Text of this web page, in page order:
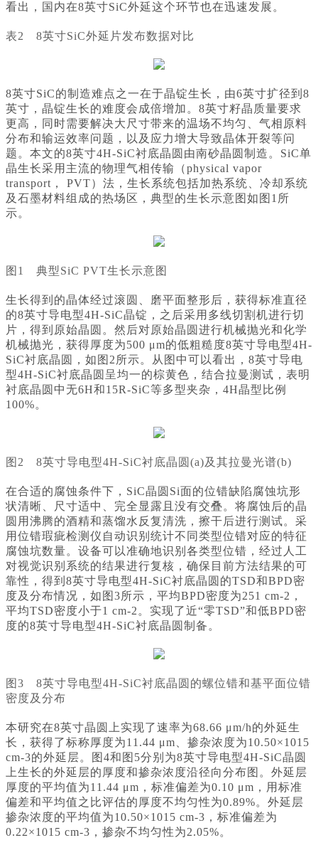
看出，国内在8英寸SiC外延这个环节也在迅速发展。
表2 8英寸SiC外延片发布数据对比
8英寸SiC的制造难点之一在于晶锭生长，由6英寸扩径到8
英寸，晶锭生长的难度会成倍增加。8英寸籽晶质量要求
更高，同时需要解决大尺寸带来的温场不均匀、气相原料
分布和输运效率问题，以及应力增大导致晶体开裂等问
题。本文的8英寸4H-SiC衬底晶圆由南砂晶圆制造。SiC单
晶生长采用主流的物理气相传输（physical vapor
transport， PVT）法，生长系统包括加热系统、冷却系统
及石墨材料组成的热场区，典型的生长示意图如图1所
示。
图1 典型SiC PVT生长示意图
生长得到的晶体经过滚圆、磨平面整形后，获得标准直径
的8英寸导电型4H-SiC晶锭，之后采用多线切割机进行切
片，得到原始晶圆。然后对原始晶圆进行机械抛光和化学
机械抛光，获得厚度为500 μm的低粗糙度8英寸导电型4H-
SiC衬底晶圆，如图2所示。从图中可以看出，8英寸导电
型4H-SiC衬底晶圆呈均一的棕黄色，结合拉曼测试，表明
衬底晶圆中无6H和15R-SiC等多型夹杂，4H晶型比例
100%。
图2 8英寸导电型4H-SiC衬底晶圆(a)及其拉曼光谱(b)
在合适的腐蚀条件下，SiC晶圆Si面的位错缺陷腐蚀坑形
状清晰、尺寸适中、完全显露且没有交叠。将腐蚀后的晶
圆用沸腾的酒精和蒸馏水反复清洗，擦干后进行测试。采
用位错瑕疵检测仪自动识别统计不同类型位错对应的特征
腐蚀坑数量。设备可以准确地识别各类型位错，经过人工
对视觉识别系统的结果进行复核，确保目前方法结果的可
靠性，得到8英寸导电型4H-SiC衬底晶圆的TSD和BPD密
度及分布情况，如图3所示，平均BPD密度为251 cm-2，
平均TSD密度小于1 cm-2。实现了近“零TSD”和低BPD密
度的8英寸导电型4H-SiC衬底晶圆制备。
图3 8英寸导电型4H-SiC衬底晶圆的螺位错和基平面位错
密度及分布
本研究在8英寸晶圆上实现了速率为68.66 μm/h的外延生
长，获得了标称厚度为11.44 μm、掺杂浓度为10.50×1015
cm-3的外延层。图4和图5分别为8英寸导电型4H-SiC晶圆
上生长的外延层的厚度和掺杂浓度沿径向分布图。外延层
厚度的平均值为11.44 μm，标准偏差为0.10 μm，用标准
偏差和平均值之比评估的厚度不均匀性为0.89%。外延层
掺杂浓度的平均值为10.50×1015 cm-3，标准偏差为
0.22×1015 cm-3，掺杂不均匀性为2.05%。